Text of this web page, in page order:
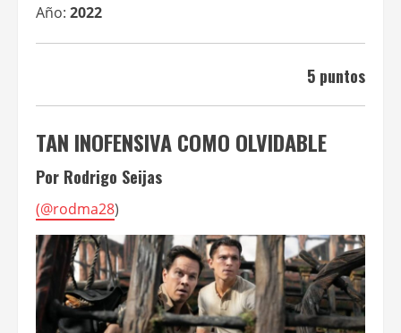
Año: 2022
5 puntos
TAN INOFENSIVA COMO OLVIDABLE
Por Rodrigo Seijas
(@rodma28)